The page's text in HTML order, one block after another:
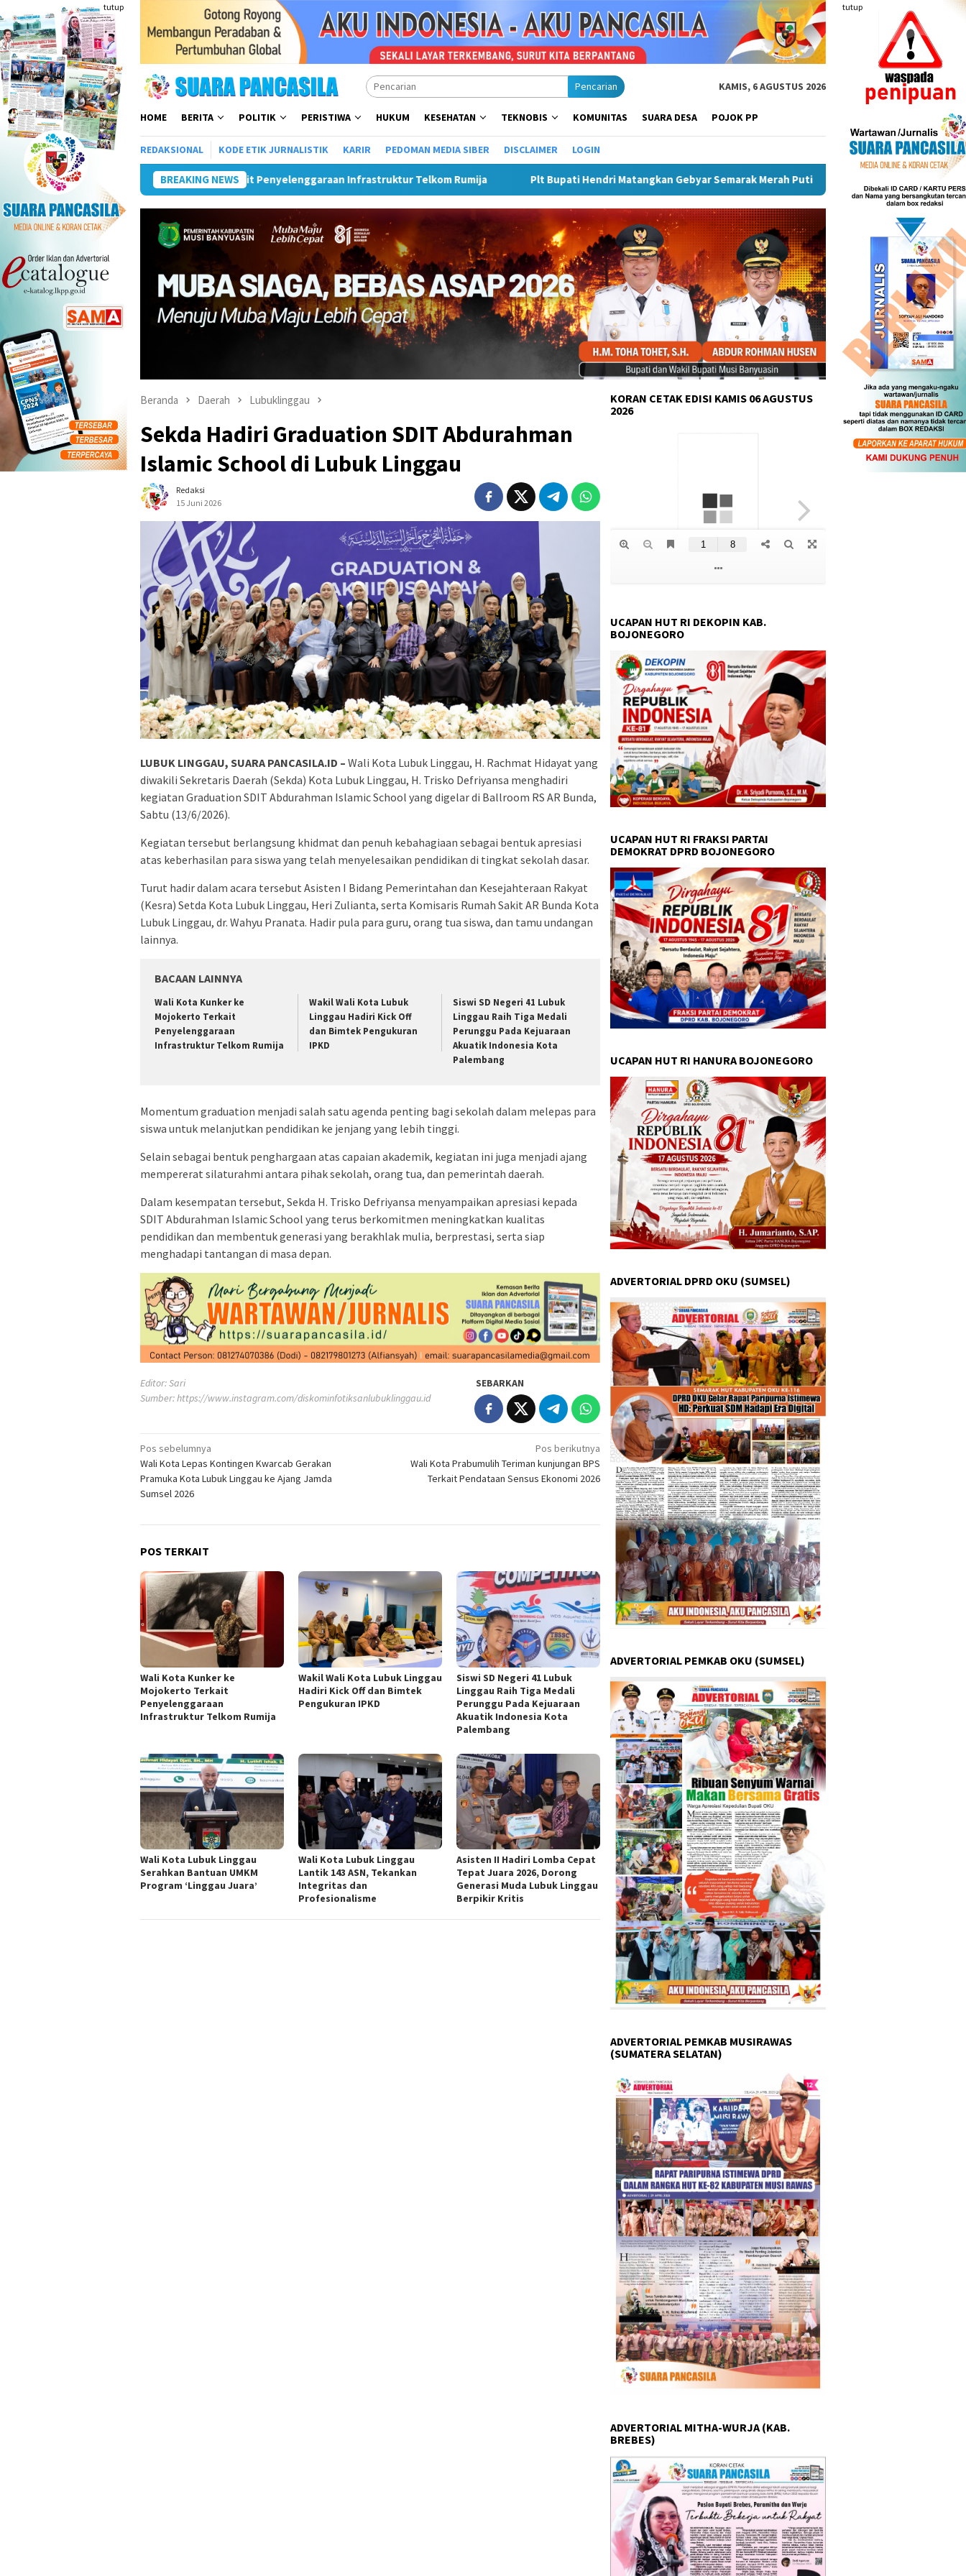
ke
konten
tutup tutup
Pencarian KAMIS, 6 AGUSTUS 2026
HOME BERITA POLITIK PERISTIWA HUKUM KESEHATAN TEKNOBIS KOMUNITAS SUARA DESA POJOK PP
REDAKSIONAL KODE ETIK JURNALISTIK KARIR PEDOMAN MEDIA SIBER DISCLAIMER LOGIN
BREAKING NEWS
Infrastruktur Telkom Rumija Plt Bupati Hendri Matangkan Gebyar Semarak Merah Putih, Siapkan Event Besar Dongkrak UMKM Dan Pariwisata Plt Bupati Hendri Dukung
Beranda Daerah Lubuklinggau
Sekda Hadiri Graduation SDIT Abdurahman
Islamic School di Lubuk Linggau
Redaksi
15 Juni 2026
LUBUK LINGGAU, SUARA PANCASILA.ID – Wali Kota Lubuk Linggau, H. Rachmat Hidayat yang
diwakili Sekretaris Daerah (Sekda) Kota Lubuk Linggau, H. Trisko Defriyansa menghadiri
kegiatan Graduation SDIT Abdurahman Islamic School yang digelar di Ballroom RS AR Bunda,
Sabtu (13/6/2026).
Kegiatan tersebut berlangsung khidmat dan penuh kebahagiaan sebagai bentuk apresiasi
atas keberhasilan para siswa yang telah menyelesaikan pendidikan di tingkat sekolah dasar.
Turut hadir dalam acara tersebut Asisten I Bidang Pemerintahan dan Kesejahteraan Rakyat
(Kesra) Setda Kota Lubuk Linggau, Heri Zulianta, serta Komisaris Rumah Sakit AR Bunda Kota
Lubuk Linggau, dr. Wahyu Pranata. Hadir pula para guru, orang tua siswa, dan tamu undangan
lainnya.
BACAAN LAINNYA
Wali Kota Kunker ke
Mojokerto Terkait
Penyelenggaraan
Infrastruktur Telkom Rumija
Wakil Wali Kota Lubuk
Linggau Hadiri Kick Off
dan Bimtek Pengukuran
IPKD
Siswi SD Negeri 41 Lubuk
Linggau Raih Tiga Medali
Perunggu Pada Kejuaraan
Akuatik Indonesia Kota
Palembang
Momentum graduation menjadi salah satu agenda penting bagi sekolah dalam melepas para
siswa untuk melanjutkan pendidikan ke jenjang yang lebih tinggi.
Selain sebagai bentuk penghargaan atas capaian akademik, kegiatan ini juga menjadi ajang
mempererat silaturahmi antara pihak sekolah, orang tua, dan pemerintah daerah.
Dalam kesempatan tersebut, Sekda H. Trisko Defriyansa menyampaikan apresiasi kepada
SDIT Abdurahman Islamic School yang terus berkomitmen meningkatkan kualitas
pendidikan dan membentuk generasi yang berakhlak mulia, berprestasi, serta siap
menghadapi tantangan di masa depan.
Editor: Sari
Sumber:https://www.instagram.com/diskominfotiksanlubuklinggau.id
SEBARKAN
Navigasi
pos
Pos sebelumnya
Wali Kota Lepas Kontingen Kwarcab Gerakan
Pramuka Kota Lubuk Linggau ke Ajang Jamda
Sumsel 2026
Pos berikutnya
Wali Kota Prabumulih Teriman kunjungan BPS
Terkait Pendataan Sensus Ekonomi 2026
POS TERKAIT
Wali Kota Kunker ke
Mojokerto Terkait
Penyelenggaraan
Infrastruktur Telkom Rumija
Wakil Wali Kota Lubuk Linggau
Hadiri Kick Off dan Bimtek
Pengukuran IPKD
Siswi SD Negeri 41 Lubuk
Linggau Raih Tiga Medali
Perunggu Pada Kejuaraan
Akuatik Indonesia Kota
Palembang
Wali Kota Lubuk Linggau
Serahkan Bantuan UMKM
Program ‘Linggau Juara’
Wali Kota Lubuk Linggau
Lantik 143 ASN, Tekankan
Integritas dan
Profesionalisme
Asisten II Hadiri Lomba Cepat
Tepat Juara 2026, Dorong
Generasi Muda Lubuk Linggau
Berpikir Kritis
KORAN CETAK EDISI KAMIS 06 AGUSTUS
2026
UCAPAN HUT RI DEKOPIN KAB.
BOJONEGORO
UCAPAN HUT RI FRAKSI PARTAI
DEMOKRAT DPRD BOJONEGORO
UCAPAN HUT RI HANURA BOJONEGORO
ADVERTORIAL DPRD OKU (SUMSEL)
ADVERTORIAL PEMKAB OKU (SUMSEL)
ADVERTORIAL PEMKAB MUSIRAWAS
(SUMATERA SELATAN)
ADVERTORIAL MITHA-WURJA (KAB.
BREBES)